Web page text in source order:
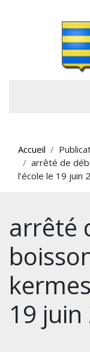
Accueil
arrêté de
l’école le 19 juin
arrêté
19 juin